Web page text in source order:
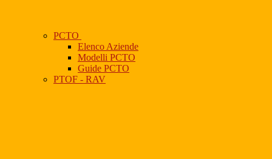
PCTO
Elenco Aziende
Modelli PCTO
Guide PCTO
PTOF - RAV